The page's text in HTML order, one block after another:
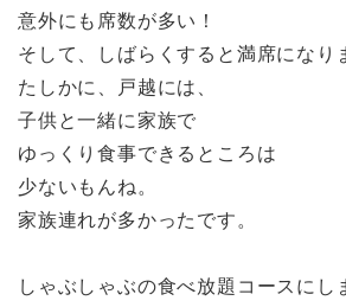
意外にも席数が多い！
そして、しばらくすると満席になり
たしかに、戸越には、
子供と一緒に家族で
ゆっくり食事できるところは
少ないもんね。
家族連れが多かったです。
しゃぶしゃぶの食べ放題コースにし